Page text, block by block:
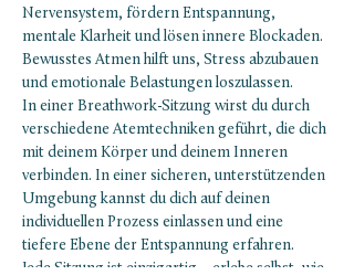
Nervensystem, fördern Entspannung,
mentale Klarheit und lösen innere Blockaden.
Bewusstes Atmen hilft uns, Stress abzubauen
und emotionale Belastungen loszulassen.
In einer Breathwork-Sitzung wirst du durch
verschiedene Atemtechniken geführt, die dich
mit deinem Körper und deinem Inneren
verbinden. In einer sicheren, unterstützenden
Umgebung kannst du dich auf deinen
individuellen Prozess einlassen und eine
tiefere Ebene der Entspannung erfahren.
Jede Sitzung ist einzigartig – erlebe selbst, wie